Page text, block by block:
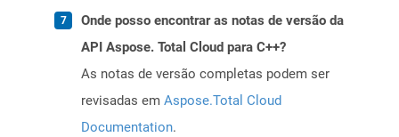
Onde posso encontrar as notas de versão da
API Aspose. Total Cloud para C++?
As notas de versão completas podem ser
revisadas em Aspose.Total Cloud
Documentation.